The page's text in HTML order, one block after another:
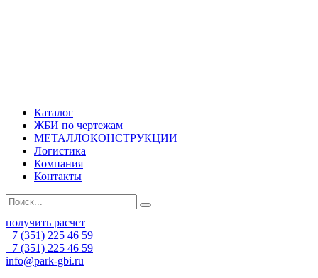
Каталог
ЖБИ по чертежам
МЕТАЛЛОКОНСТРУКЦИИ
Логистика
Компания
Контакты
получить расчет
+7 (351) 225 46 59
+7 (351) 225 46 59
info@park-gbi.ru